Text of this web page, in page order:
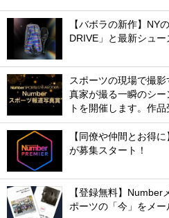
【バボラの新作】NY
DRIVE」と最新シュ
スポーツの現場で撮
真家が撮る一瞬のシ
トを開催します。作品
【同僚や仲間とお得
が募集スタート！
【登録無料】Number
ポーツの「今」をメー